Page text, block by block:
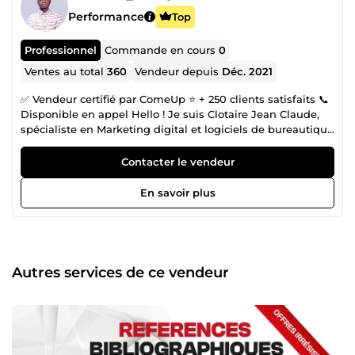
Performance Top
Professionnel Commande en cours0
Ventes au total360 Vendeur depuis Déc. 2021
✅ Vendeur certifié par ComeUp ⭐ + 250 clients satisfaits 📞
Disponible en appel Hello ! Je suis Clotaire Jean Claude,
spécialiste en Marketing digital et logiciels de bureautique
. Je me plais dans tout ce qui se rapporte à l'informatique,
au digital, au numérique 👉 Je maitrise parfaitement
Microsoft office (Word, Excel, PowerPoint, Access, MS
Project…) 👉 Je maitrise excellemment les logiciels
d’analyses et de traitement de données comme R, Stata,
résume aux tâches sur Microsoft office, Adobe et les
logiciels d’analyses et de traitement de données. Je suis
dynamisme et le fait d’être polyvalent me permet d'offrir
des prestations variées. J'ai satisfait une centaine de
paticuliers et entrepreneurs sur le site come up. Cet exploit
Contacter le vendeur
En savoir plus
Autres services de ce vendeur